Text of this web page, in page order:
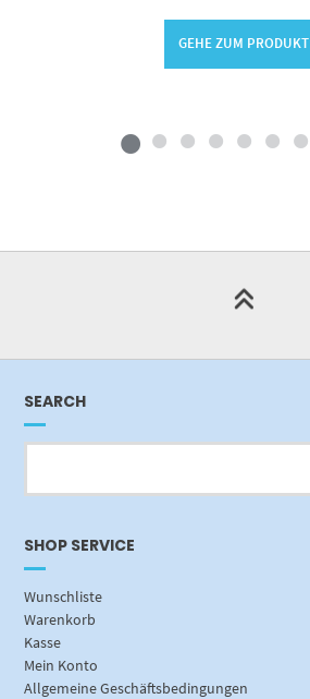
GEHE ZUM PRODUKT
SEARCH
SHOP SERVICE
Wunschliste
Warenkorb
Kasse
Mein Konto
Allgemeine Geschäftsbedingungen